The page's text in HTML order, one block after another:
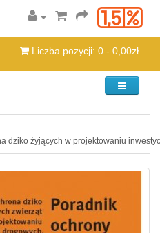
Liczba pozycji: 0 - 0,00zł
dziko żyjących w projektowaniu